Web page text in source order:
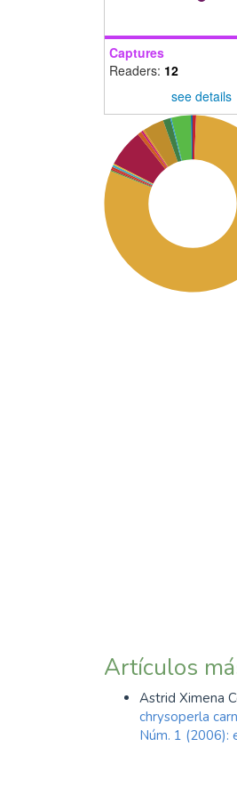
Captures
Readers: 12
see details
Artículos
Astrid Ximena
chrysoperla
Núm. 1 (2006):